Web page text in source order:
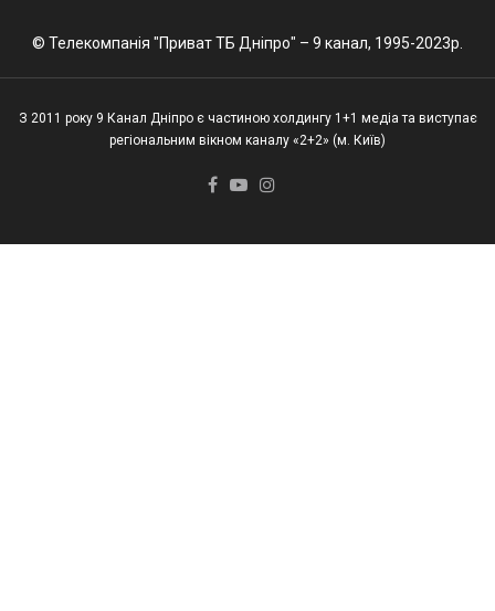
© Телекомпанія "Приват ТБ Дніпро" – 9 канал, 1995-2023р.
З 2011 року 9 Канал Дніпро є частиною холдингу 1+1 медіа та виступає
регіональним вікном каналу «2+2» (м. Київ)